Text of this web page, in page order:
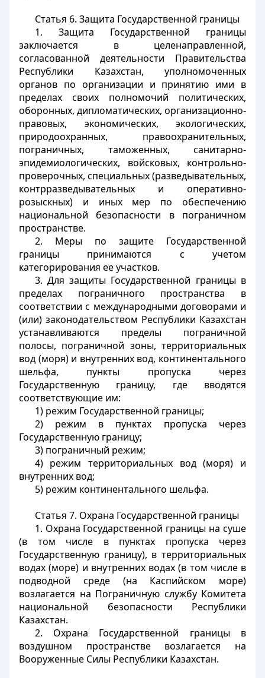
Статья 6. Защита Государственной границы
1. Защита Государственной границы
заключается в целенаправленной,
согласованной деятельности Правительства
Республики Казахстан, уполномоченных
органов по организации и принятию ими в
пределах своих полномочий политических,
оборонных, дипломатических, организационно-
правовых, экономических, экологических,
природоохранных, правоохранительных,
пограничных, таможенных, санитарно-
эпидемиологических, войсковых, контрольно-
проверочных, специальных (разведывательных,
контрразведывательных и оперативно-
розыскных) и иных мер по обеспечению
национальной безопасности в пограничном
пространстве.
2. Меры по защите Государственной
границы принимаются с учетом
категорирования ее участков.
3. Для защиты Государственной границы в
пределах пограничного пространства в
соответствии с международными договорами и
(или) законодательством Республики Казахстан
устанавливаются пределы пограничной
полосы, пограничной зоны, территориальных
вод (моря) и внутренних вод, континентального
шельфа, пункты пропуска через
Государственную границу, где вводятся
соответствующие им:
1) режим Государственной границы;
2) режим в пунктах пропуска через
Государственную границу;
3) пограничный режим;
4) режим территориальных вод (моря) и
внутренних вод;
5) режим континентального шельфа.
Статья 7. Охрана Государственной границы
1. Охрана Государственной границы на суше
(в том числе в пунктах пропуска через
Государственную границу), в территориальных
водах (море) и внутренних водах (в том числе в
подводной среде (на Каспийском море)
возлагается на Пограничную службу Комитета
национальной безопасности Республики
Казахстан.
2. Охрана Государственной границы в
воздушном пространстве возлагается на
Вооруженные Силы Республики Казахстан.